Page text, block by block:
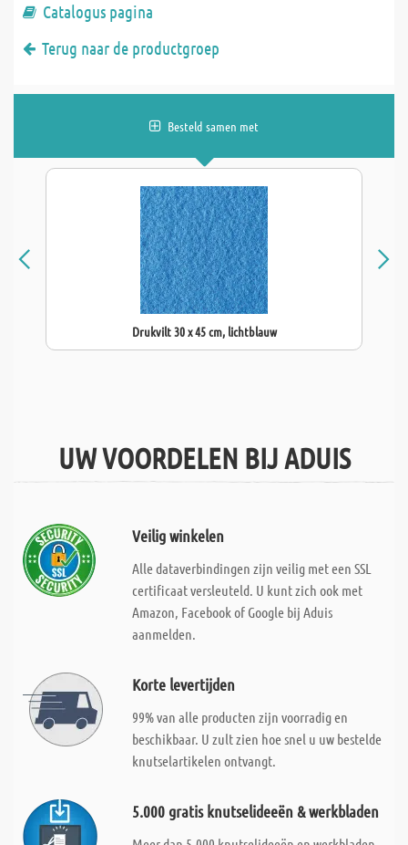
Catalogus pagina
Terug naar de productgroep
Besteld samen met
Drukvilt 30 x 45 cm, lichtblauw
UW VOORDELEN BIJ ADUIS
Veilig winkelen
Alle dataverbindingen zijn veilig met een SSL
certificaat versleuteld. U kunt zich ook met
Amazon, Facebook of Google bij Aduis
aanmelden.
Korte levertijden
99% van alle producten zijn voorradig en
beschikbaar. U zult zien hoe snel u uw bestelde
knutselartikelen ontvangt.
5.000 gratis knutselideeën & werkbladen